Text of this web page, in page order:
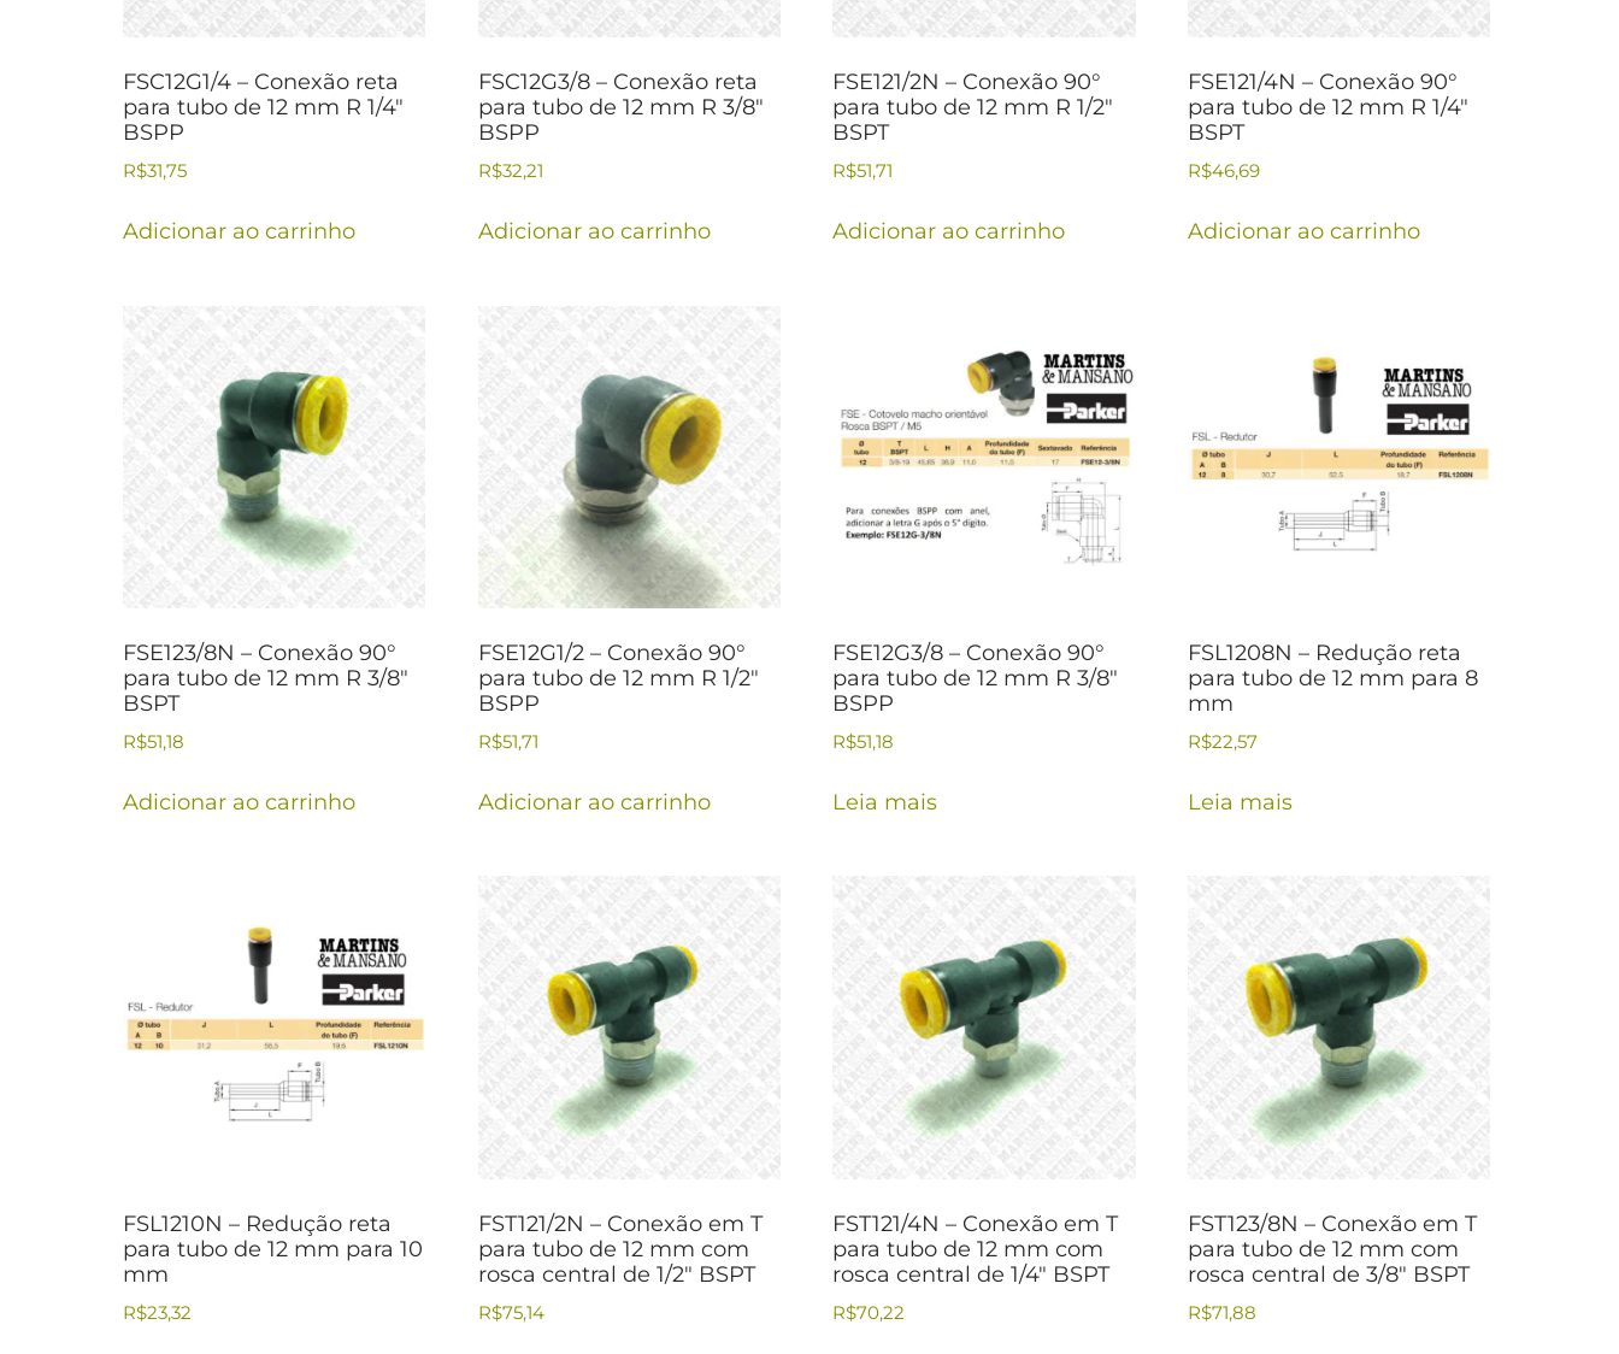
FSC12G1/4 – Conexão reta
para tubo de 12 mm R 1/4″
BSPP
R$31,75
Adicionar ao carrinho
FSC12G3/8 – Conexão reta
para tubo de 12 mm R 3/8″
BSPP
R$32,21
Adicionar ao carrinho
FSE121/2N – Conexão 90°
para tubo de 12 mm R 1/2″
BSPT
R$51,71
Adicionar ao carrinho
FSE121/4N – Conexão 90°
para tubo de 12 mm R 1/4″
BSPT
R$46,69
Adicionar ao carrinho
FSE123/8N – Conexão 90°
para tubo de 12 mm R 3/8″
BSPT
R$51,18
Adicionar ao carrinho
FSE12G1/2 – Conexão 90°
para tubo de 12 mm R 1/2″
BSPP
R$51,71
Adicionar ao carrinho
FSE12G3/8 – Conexão 90°
para tubo de 12 mm R 3/8″
BSPP
R$51,18
Leia mais
FSL1208N – Redução reta
para tubo de 12 mm para 8
mm
R$22,57
Leia mais
FSL1210N – Redução reta
para tubo de 12 mm para 10
mm
R$23,32
FST121/2N – Conexão em T
para tubo de 12 mm com
rosca central de 1/2″ BSPT
R$75,14
FST121/4N – Conexão em T
para tubo de 12 mm com
rosca central de 1/4″ BSPT
R$70,22
FST123/8N – Conexão em T
para tubo de 12 mm com
rosca central de 3/8″ BSPT
R$71,88